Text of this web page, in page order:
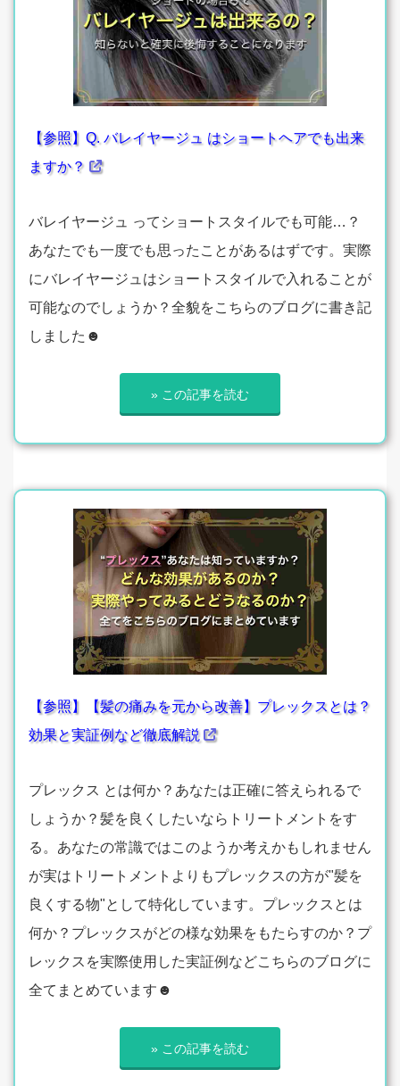
【参照】Q. バレイヤージュ はショートヘアでも出来
ますか？
バレイヤージュ ってショートスタイルでも可能…？
あなたでも一度でも思ったことがあるはずです。実際
にバレイヤージュはショートスタイルで入れることが
可能なのでしょうか？全貌をこちらのブログに書き記
しました☻
» この記事を読む
【参照】【髪の痛みを元から改善】プレックスとは？
効果と実証例など徹底解説
プレックス とは何か？あなたは正確に答えられるで
しょうか？髪を良くしたいならトリートメントをす
る。あなたの常識ではこのようか考えかもしれません
が実はトリートメントよりもプレックスの方が"髪を
良くする物"として特化しています。プレックスとは
何か？プレックスがどの様な効果をもたらすのか？プ
レックスを実際使用した実証例などこちらのブログに
全てまとめています☻
» この記事を読む